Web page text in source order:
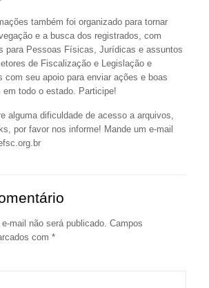
também foi organizado para tornar
e a busca dos registrados, com
para Pessoas Físicas, Jurídicas e assuntos
de Fiscalização e Legislação e
com seu apoio para enviar ações e boas
em todo o estado. Participe!
alguma dificuldade de acesso a arquivos,
por favor nos informe! Mande um e-mail
mail não será publicado. Campos
com *